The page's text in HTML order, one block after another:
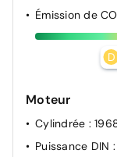
Émission de
D
Moteur
Cylindrée :
Puissance DIN